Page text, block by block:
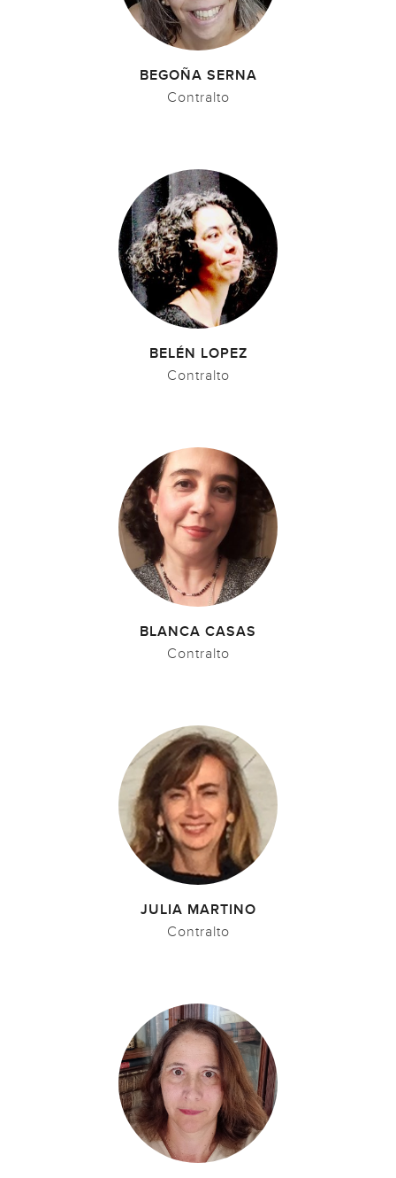
BEGOÑA SERNA
Contralto
BELÉN LOPEZ
Contralto
BLANCA CASAS
Contralto
JULIA MARTINO
Contralto